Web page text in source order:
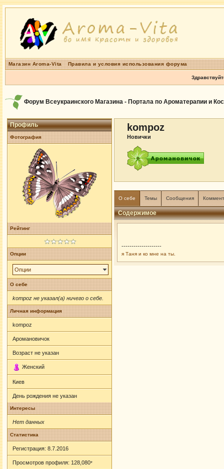
Магазин Aroma-Vita Правила и условия использования форума
Форум Всеукраинского Магазина - Портала по Ароматерапии и
Профиль
Фотография
Рейтинг
Опции
Опции
О себе
kompoz не указал(а) ничего о себе.
Личная информация
kompoz
Аромановичок
Возраст не указан
Женский
Киев
День рождения не указан
Интересы
Нет данных
Статистика
Регистрация: 8.7.2016
Просмотров профиля: 128,080*
kompoz
Новички
О себе Темы Сообщения
Содержимое
--------------------
я Таня и ко мне на ты.